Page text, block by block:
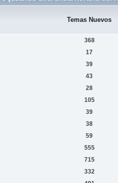
Temas Nuevos
368
17
39
43
28
105
39
38
59
555
715
332